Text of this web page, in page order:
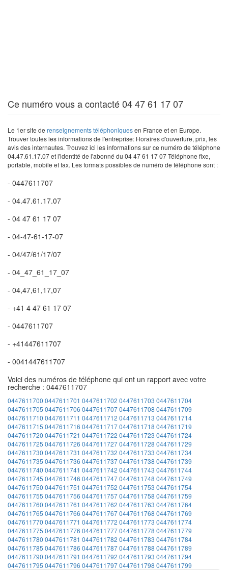
Ce numéro vous a contacté 04 47 61 17 07
Le 1er site de renseignements téléphoniquesen France et en Europe.
Trouver toutes les informations de l'entreprise: Horaires d'ouverture, prix, les
avis des internautes. Trouvez ici les informations sur ce numéro de téléphone
04.47.61.17.07 et l'identité de l'abonné du 04 47 61 17 07 Téléphone fixe,
portable, mobile et fax. Les formats possibles de numéro de téléphone sont :
- 0447611707
- 04.47.61.17.07
- 04 47 61 17 07
- 04-47-61-17-07
- 04/47/61/17/07
- 04_47_61_17_07
- 04,47,61,17,07
- +41 4 47 61 17 07
- 0447611707
- +41447611707
- 0041447611707
Voici des numéros de téléphone qui ont un rapport avec votre
recherche : 0447611707
0447611700 0447611701 0447611702 0447611703 0447611704
0447611705 0447611706 04476117070447611708 0447611709
0447611710 0447611711 0447611712 0447611713 0447611714
0447611715 0447611716 04476117170447611718 0447611719
0447611720 0447611721 0447611722 0447611723 0447611724
0447611725 0447611726 04476117270447611728 0447611729
0447611730 0447611731 0447611732 0447611733 0447611734
0447611735 0447611736 04476117370447611738 0447611739
0447611740 0447611741 0447611742 0447611743 0447611744
0447611745 0447611746 04476117470447611748 0447611749
0447611750 0447611751 0447611752 0447611753 0447611754
0447611755 0447611756 04476117570447611758 0447611759
0447611760 0447611761 0447611762 0447611763 0447611764
0447611765 0447611766 04476117670447611768 0447611769
0447611770 0447611771 0447611772 0447611773 0447611774
0447611775 0447611776 04476117770447611778 0447611779
0447611780 0447611781 0447611782 0447611783 0447611784
0447611785 0447611786 04476117870447611788 0447611789
0447611790 0447611791 0447611792 0447611793 0447611794
0447611795 0447611796 04476117970447611798 0447611799